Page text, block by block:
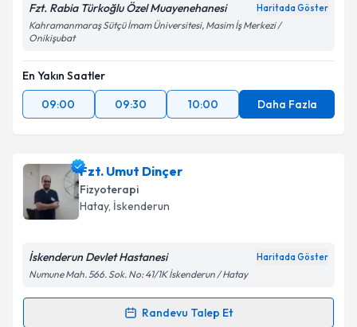
Fzt. Rabia Türkoğlu Özel Muayenehanesi Haritada Göster
Kahramanmaraş Sütçü İmam Üniversitesi, Masim İş Merkezi /
Onikişubat
En Yakın Saatler
09:00
09:30 10:00 Daha Fazla
Fzt. Umut Dinçer
Fizyoterapi
Hatay, İskenderun
İskenderun Devlet Hastanesi Haritada Göster
Numune Mah. 566. Sok. No: 41/1K İskenderun / Hatay
Randevu Talep Et
Randevu Takvimi Talebi